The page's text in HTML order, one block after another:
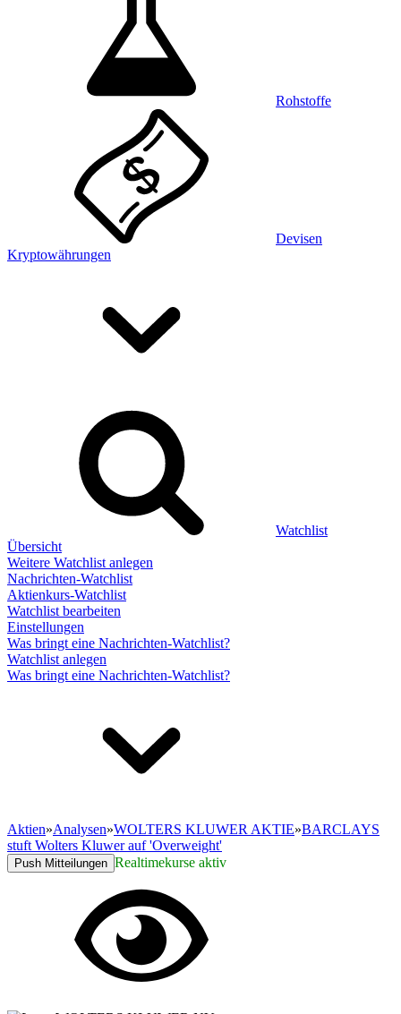
Rohstoffe
Devisen
Kryptowährungen
Watchlist
Übersicht
Weitere Watchlist anlegen
Nachrichten-Watchlist
Aktienkurs-Watchlist
Watchlist bearbeiten
Einstellungen
Was bringt eine Nachrichten-Watchlist?
Watchlist anlegen
Was bringt eine Nachrichten-Watchlist?
Aktien»Analysen»WOLTERS KLUWER AKTIE»BARCLAYS
stuft Wolters Kluwer auf 'Overweight'
Push Mitteilungen Realtimekurse aktiv